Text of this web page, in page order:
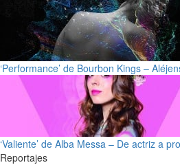
‘Performance’ de Bourbon Kings –
‘Valiente’ de Alba Messa – De actriz a
Reportajes